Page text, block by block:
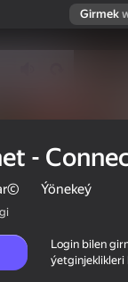
Girmek
-
Ýönekeý
Login bilen
ýetginjeklikleri